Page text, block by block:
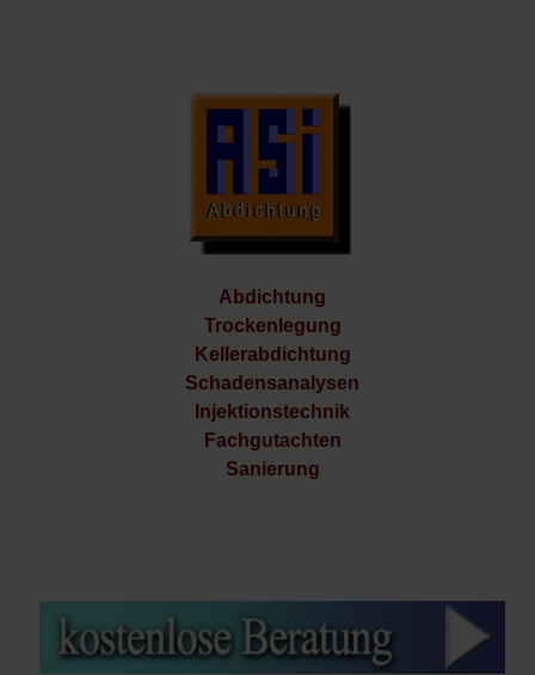
Abdichtung
Trockenlegung
Kellerabdichtung
Schadensanalysen
Injektionstechnik
Fachgutachten
Sanierung